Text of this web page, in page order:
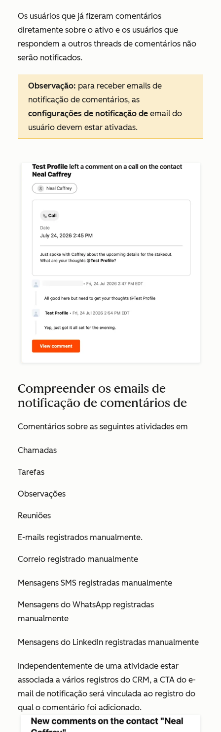
Os usuários que já fizeram comentários
diretamente sobre o ativo e os usuários que
respondem a outros threads de comentários não
serão notificados.
Observação: para receber emails de
notificação de comentários, as
configurações de notificação de email do
usuário devem estar ativadas.
Compreender os emails de
notificação de comentários de
Comentários sobre as seguintes atividades em
Chamadas
Tarefas
Observações
Reuniões
E-mails registrados manualmente.
Correio registrado manualmente
Mensagens SMS registradas manualmente
Mensagens do WhatsApp registradas
manualmente
Mensagens do LinkedIn registradas manualmente
Independentemente de uma atividade estar
associada a vários registros do CRM, a CTA do e-
mail de notificação será vinculada ao registro do
qual o comentário foi adicionado.